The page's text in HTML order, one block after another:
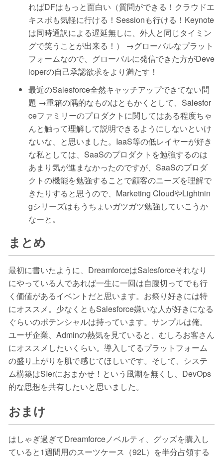
ればDFはもっと面白い（質問ができる！クラウドエ
キスポも気軽に行ける！Sessionも行ける！Keynote
は同時通訳による遅延無しに、外人と同じタイミン
グで笑うことが出来る！） →グローバルなプラット
フォームなので、グローバルに発信できた方がDeve
loperの自己承認欲求をより満たす！
最近のSalesforce全然キャッチアップできてない問
題 →重箱の隅的なものはともかくとして、Salesfor
ceファミリーのプロダクトに関してはある程度ちゃ
んと触って理解して説明できるようにしないといけ
ないな、と思いました。IaaS等の低レイヤーが好き
な私としては、SaaSのプロダクトを勉強するのは
あまり気が進まなかったのですが、SaaSのプロダ
クトの機能を勉強することで顧客のニーズを理解で
きたりすると思うので、Marketing CloudやLightnin
gシリーズはもうちょいガツガツ勉強していこうか
なーと。
まとめ
最初に書いたように、DreamforceはSalesforceそれなり
にやっている人であれば一生に一回は自腹切ってでも行
く価値があるイベントだと思います。お祭り好きには特
にオススメ。少なくともSalesforce嫌いな人が好きになる
ぐらいのポテンシャルは持っています。サンプルは俺。
ユーザ企業、Adminの熱気を見ていると、むしろお客さん
にオススメしたいくらい。導入してるプラットフォーム
の盛り上がりを肌で感じてほしいです。そして、システ
ム構築はSIerにおまかせ！という風潮を無くし、DevOps
的な思想を共有したいと思いました。
おまけ
はしゃぎ過ぎてDreamforceノベルティ、グッズを購入し
ていると1週間用のスーツケース（92L）を半分占領する